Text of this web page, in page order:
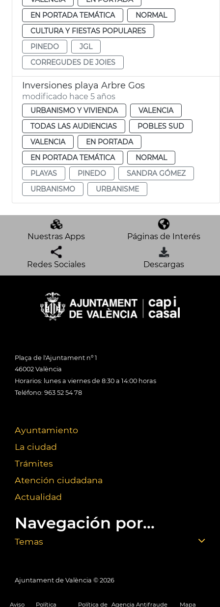
EN PORTADA TEMÁTICA
NORMAL
CULTURA Y FIESTAS POPULARES
PINEDO
JGL
CORREGUDES DE JOIES
Inversiones playa Arbre Gos
modificado hace 5 años
URBANISMO Y VIVIENDA
VALENCIA
TODAS LAS AUDIENCIAS
POBLES SUD
VALENCIA
EN PORTADA
EN PORTADA TEMÁTICA
NORMAL
PLAYAS
PINEDO
SANDRA GÓMEZ
URBANISMO
URBANISME
Nuestras Apps Páginas de Interés
Redes Sociales Descargas
Plaça de l'Ajuntament nº 1
46002 València
Horarios: lunes a viernes de 8:30 a 14:00 horas
Teléfono: 963 52 54 78
Ayuntamiento
La ciudad
Trámites
Atención ciudadana
Actualidad
Navegación por...
Temas
Ajuntament de València © 2026
Aviso Política Política de Agencia Antifraude Mapa